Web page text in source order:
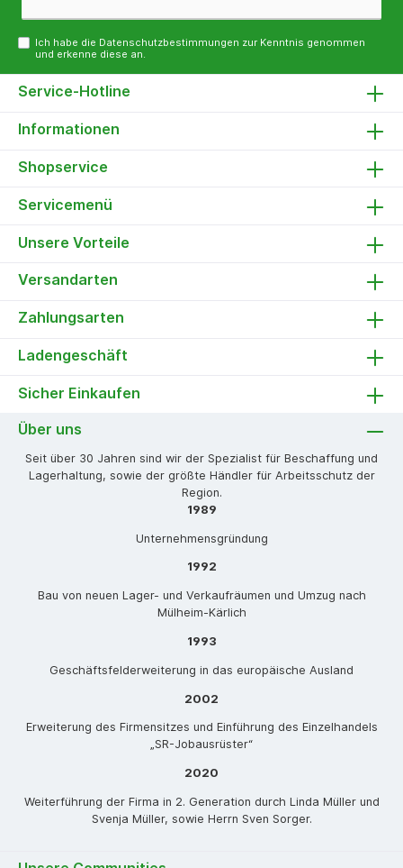
Ich habe die Datenschutzbestimmungen zur Kenntnis genommen
und erkenne diese an.
Service-Hotline
Informationen
Shopservice
Servicemenü
Unsere Vorteile
Versandarten
Zahlungsarten
Ladengeschäft
Sicher Einkaufen
Über uns
Seit über 30 Jahren sind wir der Spezialist für Beschaffung und
Lagerhaltung, sowie der größte Händler für Arbeitsschutz der
Region.
1989
Unternehmensgründung
1992
Bau von neuen Lager- und Verkaufräumen und Umzug nach
Mülheim-Kärlich
1993
Geschäftsfelderweiterung in das europäische Ausland
2002
Erweiterung des Firmensitzes und Einführung des Einzelhandels
„SR-Jobausrüster“
2020
Weiterführung der Firma in 2. Generation durch Linda Müller und
Svenja Müller, sowie Herrn Sven Sorger.